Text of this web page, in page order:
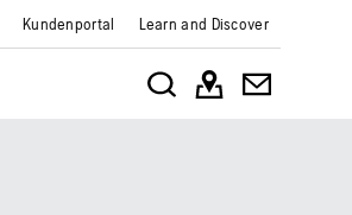
Kundenportal Learn and Discover